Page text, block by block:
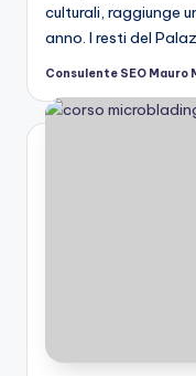
culturali, raggiunge
anno. I resti del
Posted
Consulente SEO Mauro